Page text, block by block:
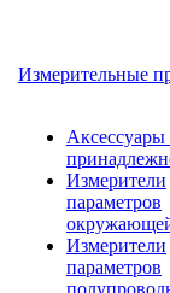
Измерительные
Аксессуары
Измерители
параметров
Измерители
параметров